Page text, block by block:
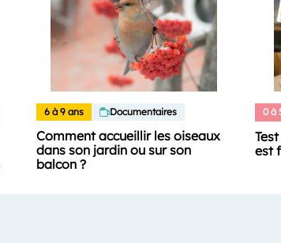
6 à 9 ans Documentaires
Comment accueillir les oiseaux
dans son jardin ou sur son
balcon ?
0 à
est